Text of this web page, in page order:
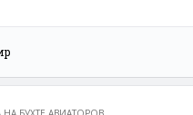
Бухта Шепалова